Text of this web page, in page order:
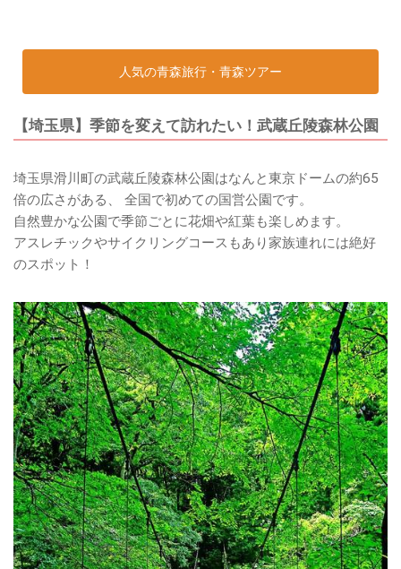
人気の青森旅行・青森ツアー
【埼玉県】季節を変えて訪れたい！武蔵丘陵森林公園
埼玉県滑川町の武蔵丘陵森林公園はなんと東京ドームの約65
倍の広さがある、 全国で初めての国営公園です。
自然豊かな公園で季節ごとに花畑や紅葉も楽しめます。
アスレチックやサイクリングコースもあり家族連れには絶好
のスポット！